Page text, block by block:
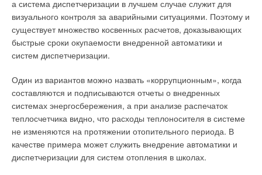
а система диспетчеризации в лучшем случае служит для
визуального контроля за аварийными ситуациями. Поэтому и
существует множество косвенных расчетов, доказывающих
быстрые сроки окупаемости внедренной автоматики и
систем диспетчеризации.
Один из вариантов можно назвать «коррупционным», когда
составляются и подписываются отчеты о внедренных
системах энергосбережения, а при анализе распечаток
теплосчетчика видно, что расходы теплоносителя в системе
не изменяются на протяжении отопительного периода. В
качестве примера может служить внедрение автоматики и
диспетчеризации для систем отопления в школах.
заводе одного из производителей газовых
воздухонагревателей (теплогенераторов) в Италии — у
стены производственного корпуса установлено несколько
вертикальных напольных теплогенераторов, причем забор
воздуха производится через стену снизу, а выброс
жалюзи (фото 2).
за счет солнечного тепла вырабатывают большое количество
электроэнергии.
По состоянию на начало текущего года этот объект является
не просто местной достопримечательностью, а настоящим
лет строительства, благодаря усилиям 2700 сотрудников,
которые трудились над реализацией этого проекта, и $ 1,6
млрд потраченных кредитных средств, выделенных
правительством США, солнечная ферма наконец-то
заработала. Сейчас она обладает мощностью, позволяющей
обеспечить электрической энергией 140 тыс. средних
американских домов.